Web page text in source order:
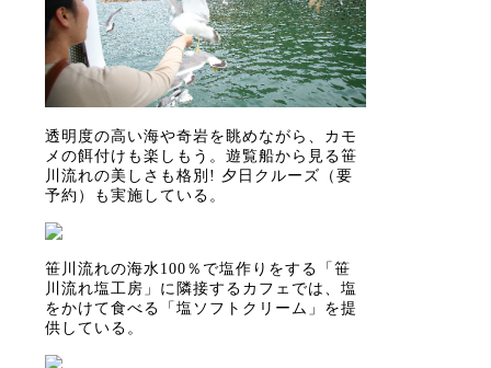
透明度の高い海や奇岩を眺めながら、カモ
メの餌付けも楽しもう。遊覧船から見る笹
川流れの美しさも格別! 夕日クルーズ（要
予約）も実施している。
笹川流れの海水100％で塩作りをする「笹
川流れ塩工房」に隣接するカフェでは、塩
をかけて食べる「塩ソフトクリーム」を提
供している。